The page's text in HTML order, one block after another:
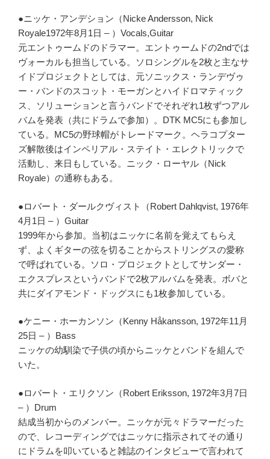
●ニッケ・アンデション（Nicke Andersson, Nick
Royale1972年8月1日 – ）Vocals,Guitar
元エントゥームドのドラマー。エントゥームドの2ndでは
ヴォーカルも担当している。ソロシングルを2枚と主なサ
イドプロジェクトとしては、元ソニックス・ランデヴゥ
ー・バンドのスコット・モーガンとハイドロマティック
ス、ソリューションと言うバンドでそれぞれ1枚ずつアル
バムを発表（共にドラムで参加）。DTK MC5にも参加し
ている。MC5の野球帽がトレードマーク。ヘラコプター
ズ解散後はインペリアル・ステイト・エレクトリックで
活動し、来日もしている。ニック・ローヤル（Nick
Royale）の通称もある。
●ロバート・ダールクヴィスト（Robert Dahlqvist, 1976年
4月1日 – ）Guitar
1999年から参加。当初はニッケに名前を覚えてもらえ
ず、よくギターの弦を切ることからストリングスの愛称
で呼ばれている。ソロ・プロジェクトとしてサンダー・
エクスプレスというバンドで2枚アルバムを発表。ボバと
共にダイアモンド・ドッグスにも1枚参加している。
●ケニー・ホーカンソン（Kenny Håkansson, 1972年11月
25日 – ）Bass
ニッケの幼馴染で子供の頃からニッケとバンドを組んで
いた。
●ロバート・エリクソン（Robert Eriksson, 1972年3月7日
– ）Drum
結成当初からのメンバー。ニッケが元々ドラマーだった
ので、レコーディングではニッケに指示されてその通り
にドラムを叩いていると雑誌のインタビューで言われて